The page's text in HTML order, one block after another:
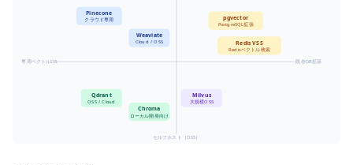
セルフホスト（OSS）
専用ベクトルDB 既存DB拡張
Pinecone
クラウド専用
Weaviate
Cloud / OSS
pgvector
PostgreSQL拡張
Redis VSS
Redisベクトル検索
Qdrant
OSS / Cloud
Chroma
ローカル開発向け
Milvus
大規模OSS